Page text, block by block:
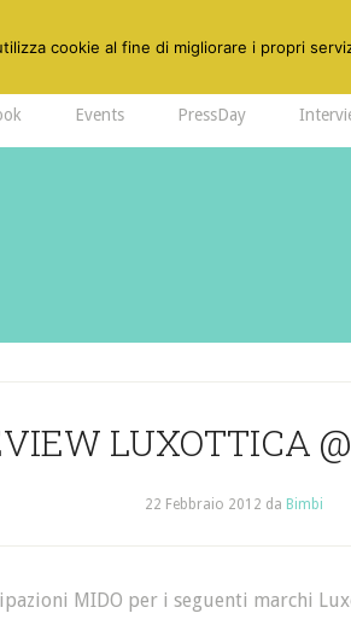
Events PressDay
LUXOTTICA
22 Febbraio 2012 da Bimbi
MIDO per i seguenti marchi
cookie al fine di migliorare i propri